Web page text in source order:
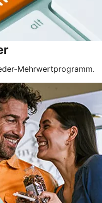
Mehrwertprogramm.